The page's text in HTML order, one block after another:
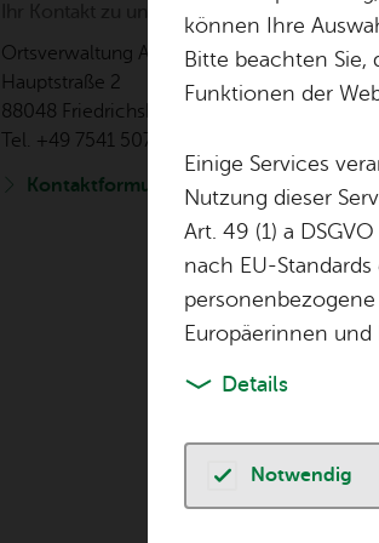
Orts­ver­wal­tung Ai­lin­gen
Haupt­stra­ße 2
88048 Fried­richs­ha­fen
Tel. +49 7541 507-0
Kon­takt­for­mu­lar
können Ihre
Bitte beachten
Funktionen der
Einige Services
Nutzung dieser
Art. 49 (1) a
nach EU-
Europäerinnen
Details
Notwendig